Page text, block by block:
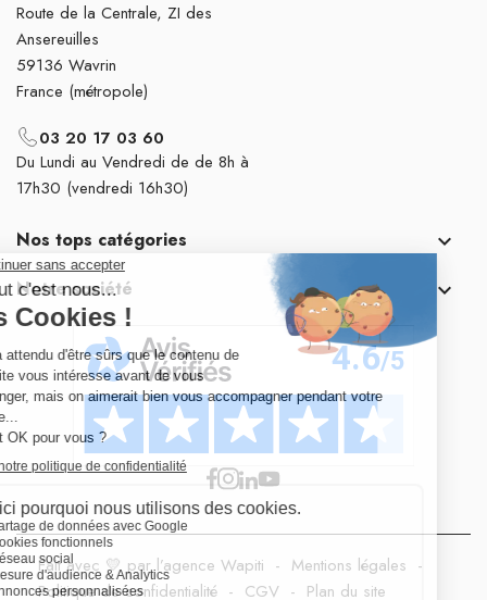
Route de la Centrale, ZI des
Ansereuilles
59136 Wavrin
France (métropole)
03 20 17 03 60
Du Lundi au Vendredi de de 8h à
17h30 (vendredi 16h30)
Nos tops catégories 
Notre société 
Fait avec 💛 par l’agence Wapiti - Mentions légales -
Politique de confidentialité - CGV - Plan du site